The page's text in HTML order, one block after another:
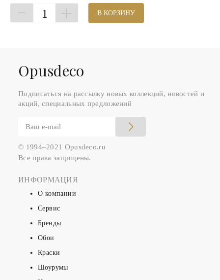
1 В КОРЗИНУ
Оpusdeco
Подписаться на рассылку новых коллекций, новостей и
акций, специальных предложений
© 1994–2021 Opusdeco.ru
Все права защищены.
ИНФОРМАЦИЯ
О компании
Сервис
Бренды
Обои
Краски
Шоурумы